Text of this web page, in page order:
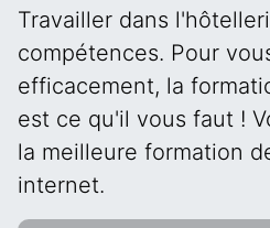
Travailler dans
compétences. Pour
efficacement, la
est ce qu'il vous faut !
la meilleure formation
internet.